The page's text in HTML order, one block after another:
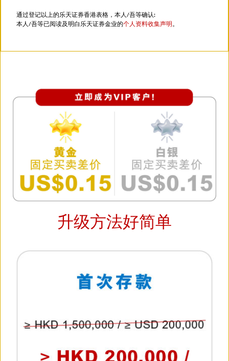
通过登记以上的乐天证券香港表格，本人/吾等确认:
本人/吾等已阅读及明白乐天证券金业的个人资料收集声明。
升级方法好简单